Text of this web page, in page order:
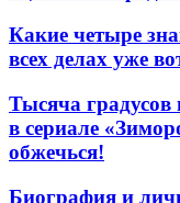
Какие четыре
всех делах уже
Тысяча градусов
в сериале
обжечься!
Биография и